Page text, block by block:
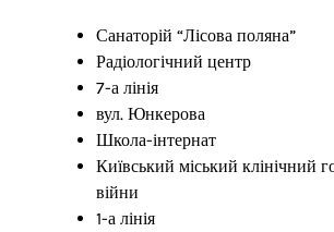
Санаторій “Лісова поляна”
Радіологічний центр
7-а лінія
вул. Юнкерова
Школа-інтернат
Київський міський клінічний
війни
1-а лінія